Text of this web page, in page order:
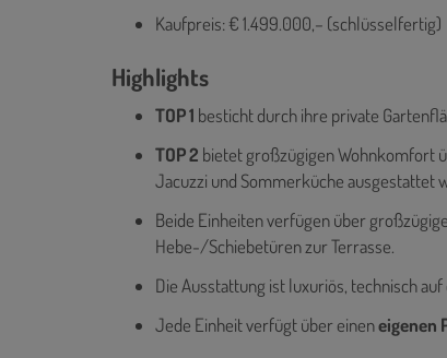
Kaufpreis: € 1.499.000,– (schlüsselfertig)
Highlights
TOP 1 besticht durch ihre private
TOP 2 bietet großzügigen Wohnkomfort
Jacuzzi und Sommerküche ausgestattet
Beide Einheiten verfügen über
Hebe-/Schiebetüren zur Terrasse.
Die Ausstattung ist luxuriös, technisch
Jede Einheit verfügt über eineneigenen